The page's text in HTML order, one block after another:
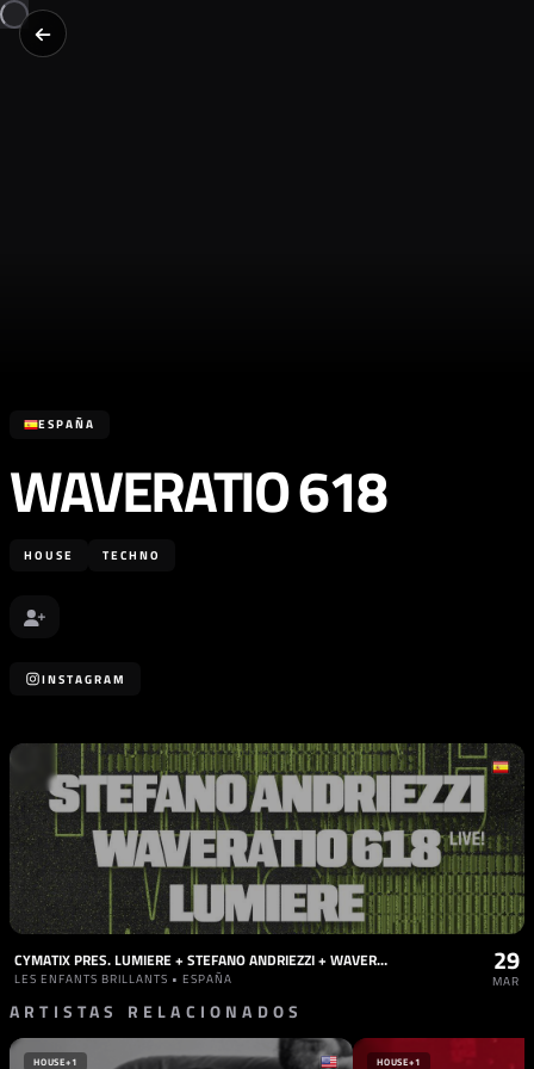
ESPAÑA
WAVERATIO 618
HOUSE TECHNO
INSTAGRAM
CYMATIX PRES. LUMIERE + STEFANO ANDRIEZZI + WAVERATIO 618 LIVE
LES ENFANTS BRILLANTS • ESPAÑA
29
MAR
ARTISTAS RELACIONADOS
HOUSE+1 HOUSE+1